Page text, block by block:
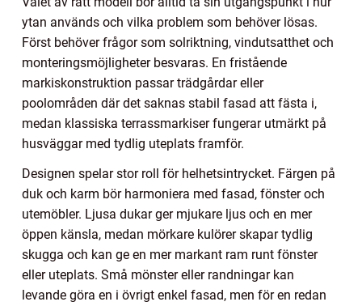
ytan används och vilka problem som behöver lösas.
Först behöver frågor som solriktning, vindutsatthet och
monteringsmöjligheter besvaras. En fristående
markiskonstruktion passar trädgårdar eller
poolområden där det saknas stabil fasad att fästa i,
medan klassiska terrassmarkiser fungerar utmärkt på
husväggar med tydlig uteplats framför.
Designen spelar stor roll för helhetsintrycket. Färgen på
duk och karm bör harmoniera med fasad, fönster och
utemöbler. Ljusa dukar ger mjukare ljus och en mer
öppen känsla, medan mörkare kulörer skapar tydlig
skugga och kan ge en mer markant ram runt fönster
eller uteplats. Små mönster eller randningar kan
levande göra en i övrigt enkel fasad, men för en redan